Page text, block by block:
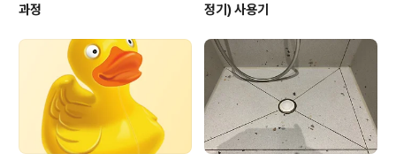
과정
정기) 사용기